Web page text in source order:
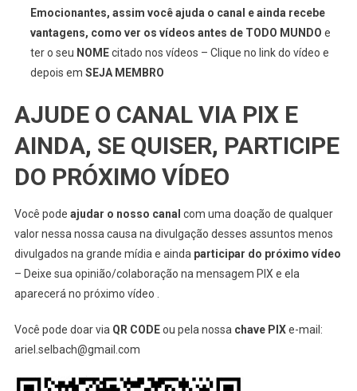
Emocionantes, assim você ajuda o canal e ainda recebe
vantagens, como ver os vídeos antes de TODO MUNDO e
ter o seu NOMEcitado nos vídeos – Clique no link do vídeo e
depois em SEJA MEMBRO
AJUDE O CANAL VIA PIX E
AINDA, SE QUISER, PARTICIPE
DO PRÓXIMO VÍDEO
Você pode ajudar o nosso canal com uma doação de qualquer
valor nessa nossa causa na divulgação desses assuntos menos
divulgados na grande mídia e ainda participar do próximo vídeo
– Deixe sua opinião/colaboração na mensagem PIX e ela
aparecerá no próximo vídeo .
Você pode doar via QR CODEou pela nossa chave PIXe-mail:
ariel.selbach@gmail.com